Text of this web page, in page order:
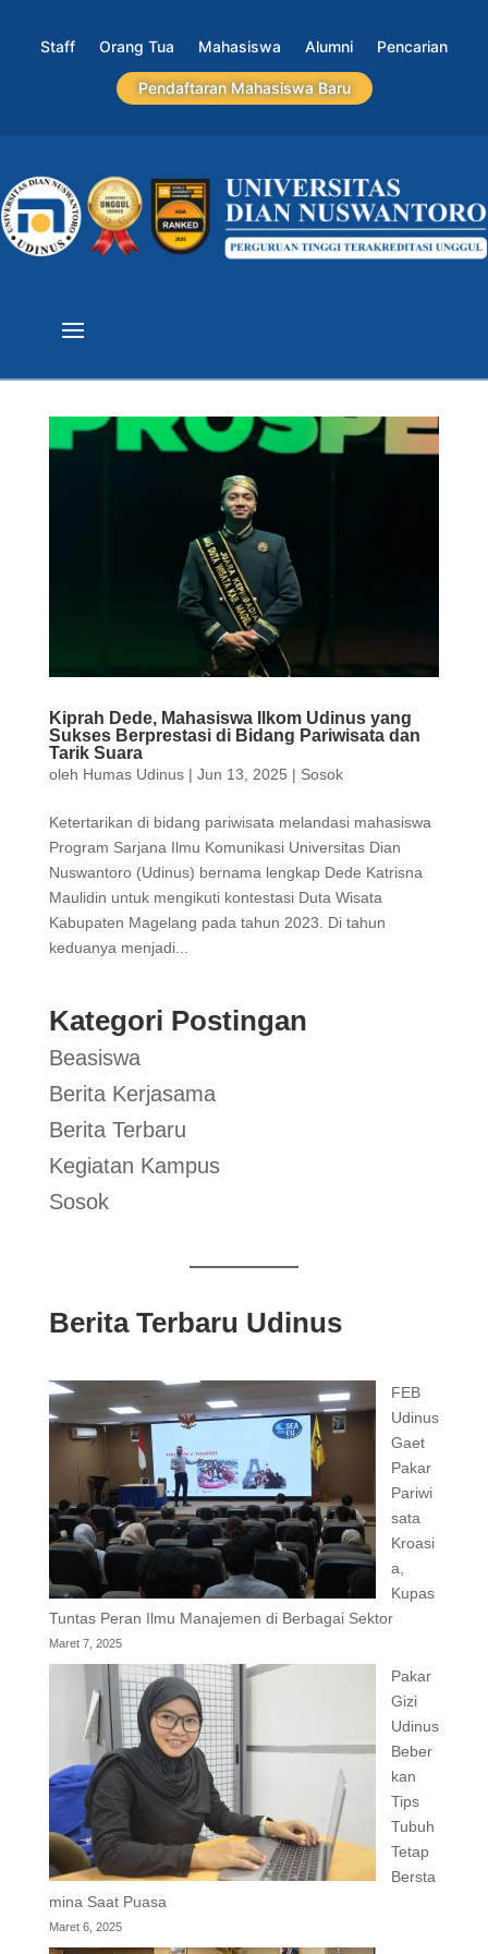
Staff Orang Tua Mahasiswa Alumni Pencarian
Pendaftaran Mahasiswa Baru
Kiprah Dede, Mahasiswa Ilkom Udinus yang
Sukses Berprestasi di Bidang Pariwisata dan
Tarik Suara
oleh Humas Udinus| Jun 13, 2025 | Sosok
Ketertarikan di bidang pariwisata melandasi mahasiswa
Program Sarjana Ilmu Komunikasi Universitas Dian
Nuswantoro (Udinus) bernama lengkap Dede Katrisna
Maulidin untuk mengikuti kontestasi Duta Wisata
Kabupaten Magelang pada tahun 2023. Di tahun
keduanya menjadi...
Kategori Postingan
Beasiswa
Berita Kerjasama
Berita Terbaru
Kegiatan Kampus
Sosok
Berita Terbaru Udinus
FEB
Udinus
Gaet
Pakar
Pariwi
sata
Kroasi
a,
Kupas
Tuntas Peran Ilmu Manajemen di Berbagai Sektor
Maret 7, 2025
Pakar
Gizi
Udinus
Beber
kan
Tips
Tubuh
Tetap
Bersta
mina Saat Puasa
Maret 6, 2025